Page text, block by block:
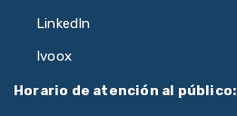
LinkedIn
Ivoox
Horario de atención al público: